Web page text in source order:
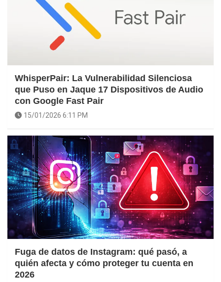
WhisperPair: La Vulnerabilidad Silenciosa
que Puso en Jaque 17 Dispositivos de Audio
con Google Fast Pair
15/01/2026 6:11 PM
Fuga de datos de Instagram: qué pasó, a
quién afecta y cómo proteger tu cuenta en
2026